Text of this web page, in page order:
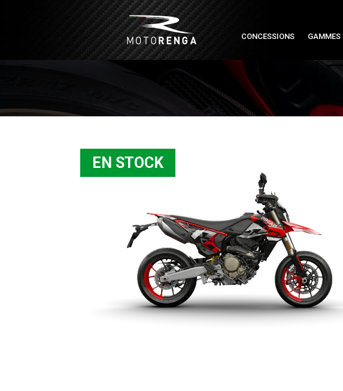
CONCESSIONS GAMMES
EN STOCK